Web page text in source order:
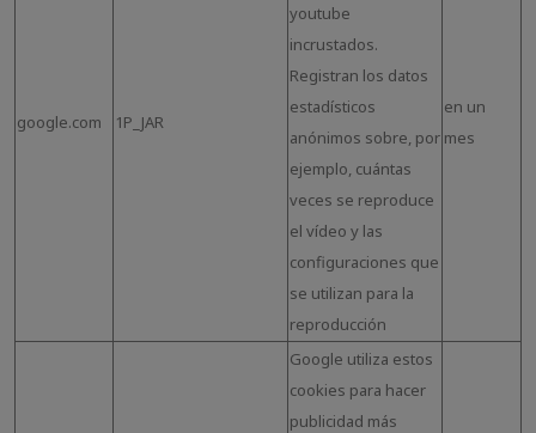
google.com 1P_JAR
youtube
incrustados.
Registran los datos
estadísticos
anónimos sobre, por
ejemplo, cuántas
veces se reproduce
el vídeo y las
configuraciones que
se utilizan para la
reproducción
en un
mes
Google utiliza estos
cookies para hacer
publicidad más